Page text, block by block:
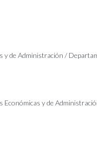
y de Administración /
Económicas y de